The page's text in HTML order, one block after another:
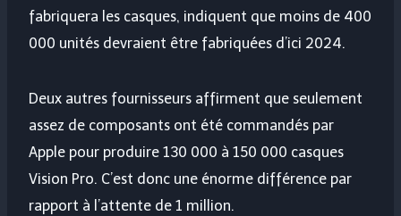
fabriquera les casques, indiquent que moins de 400
000 unités devraient être fabriquées d’ici 2024.
Deux autres fournisseurs affirment que seulement
assez de composants ont été commandés par
Apple pour produire 130 000 à 150 000 casques
Vision Pro. C’est donc une énorme différence par
rapport à l’attente de 1 million.